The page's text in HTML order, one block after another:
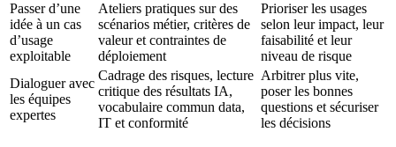
Passer d’une
idée à un cas
d’usage
exploitable
Ateliers pratiques sur des
scénarios métier, critères de
valeur et contraintes de
déploiement
Prioriser les usages
selon leur impact, leur
faisabilité et leur
niveau de risque
Dialoguer avec
les équipes
expertes
Cadrage des risques, lecture
critique des résultats IA,
vocabulaire commun data,
IT et conformité
Arbitrer plus vite,
poser les bonnes
questions et sécuriser
les décisions